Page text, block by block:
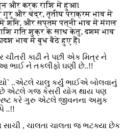
और कर्क राशि में हुआ।
और चंद्र, तृतीय पराक्रम भाव में
में शनि, और सप्तम पत्नी भाव में मंगल
गति शुक्र के साथ केतु, दशम भाव
भाव में बुध बैठे हुए हैं।
કાઢી ને પછી એક મિત્ર ને
ભાઈ ને તકલીફો ઘણી છે..!!
..એટલે ચાલુ કર્યું ભાઈએ બોલવાનું
છે એટલે ગજ કેસરી યોગ થાય પણ
કરે ગુરુ એટલે જીવનના અમુક
..!!
સાચી , ચાલતા ચાલતા જ ભટક્યા છેક